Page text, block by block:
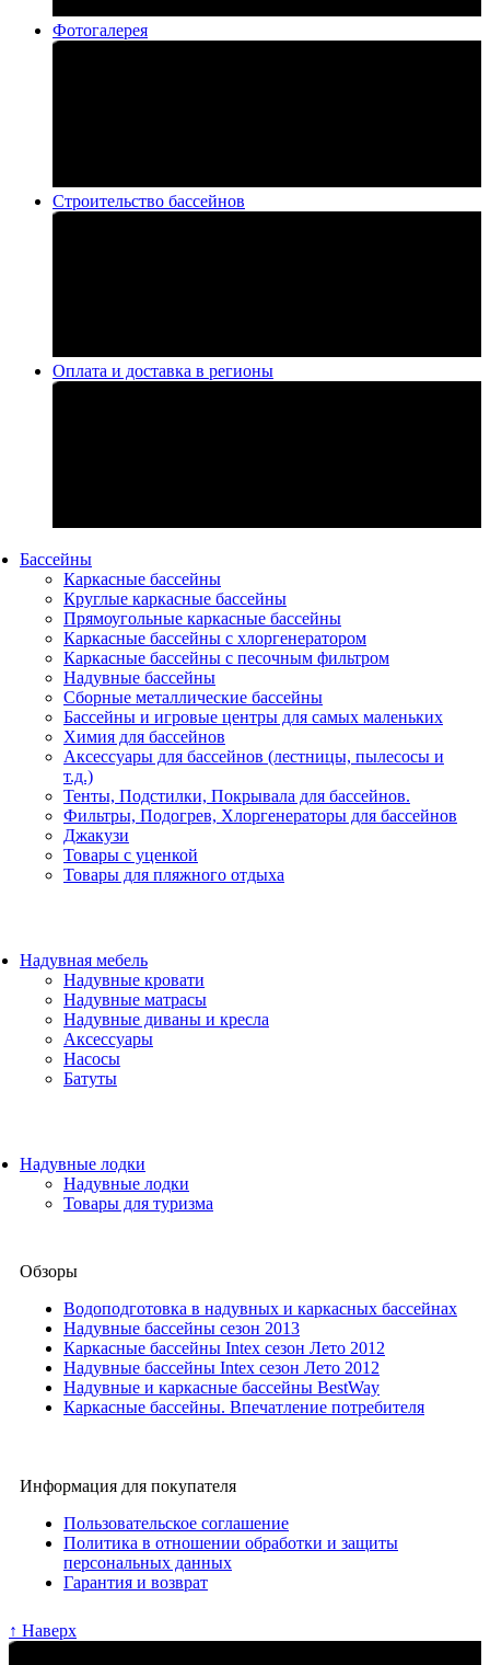
Фотогалерея
Строительство бассейнов
Оплата и доставка в регионы
Бассейны
Каркасные бассейны
Круглые каркасные бассейны
Прямоугольные каркасные бассейны
Каркасные бассейны с хлоргенератором
Каркасные бассейны с песочным фильтром
Надувные бассейны
Сборные металлические бассейны
Бассейны и игровые центры для самых маленьких
Химия для бассейнов
Аксессуары для бассейнов (лестницы, пылесосы и
т.д.)
Тенты, Подстилки, Покрывала для бассейнов.
Фильтры, Подогрев, Хлоргенераторы для бассейнов
Джакузи
Товары с уценкой
Товары для пляжного отдыха
Надувная мебель
Надувные кровати
Надувные матрасы
Надувные диваны и кресла
Аксессуары
Насосы
Батуты
Надувные лодки
Надувные лодки
Товары для туризма
Обзоры
Водоподготовка в надувных и каркасных бассейнах
Надувные бассейны сезон 2013
Каркасные бассейны Intex сезон Лето 2012
Надувные бассейны Intex сезон Лето 2012
Надувные и каркасные бассейны BestWay
Каркасные бассейны. Впечатление потребителя
Информация для покупателя
Пользовательское соглашение
Политика в отношении обработки и защиты
персональных данных
Гарантия и возврат
↑ Наверх